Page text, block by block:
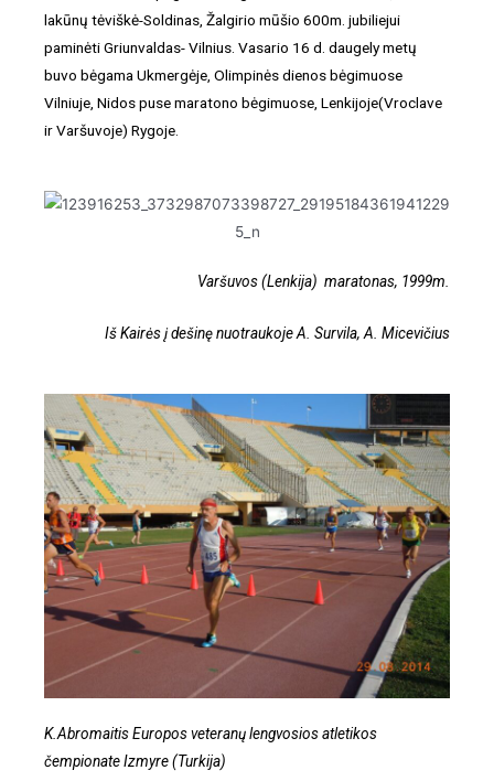
lakūnų tėviškė-Soldinas, Žalgirio mūšio 600m. jubiliejui
paminėti Griunvaldas- Vilnius. Vasario 16 d. daugely metų
buvo bėgama Ukmergėje, Olimpinės dienos bėgimuose
Vilniuje, Nidos puse maratono bėgimuose, Lenkijoje(Vroclave
ir Varšuvoje) Rygoje.
Varšuvos (Lenkija) maratonas, 1999m.
Iš Kairės į dešinę nuotraukoje A. Survila, A. Micevičius
K.Abromaitis Europos veteranų lengvosios atletikos
čempionate Izmyre (Turkija)